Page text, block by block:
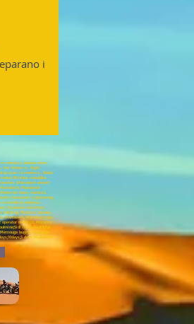
i
morocco ,Sahara tours;
, Fez Morocco , flight
tours in morocco , Rabat
;Minibus rental;Bus
;Marrakech airport
Marrakech
tours, morocco
Marrakech sightseeing,
incentive, morocco
Essaouira excursion,
Morocco Journey,
Marrakech, Marrakech day
morocco, Morocco
Ifni;Tafnidilt;For
buggy; Merzouga
days Marrakech